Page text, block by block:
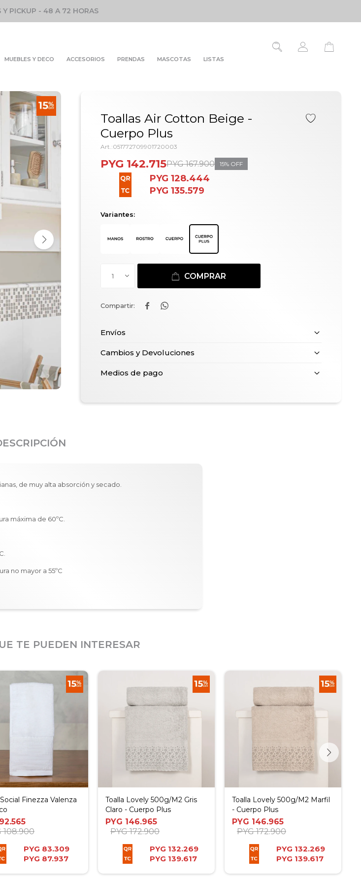
Y PICKUP - 48 A 72 HORAS
MUEBLES Y DECO ACCESORIOS PRENDAS MASCOTAS LISTAS
Toallas Air Cotton Beige -
Cuerpo Plus
051772709901720003
PYG 142.715PYG 167.900 15
PYG 128.444
PYG 135.579
Variantes:
1 COMPRAR
 
Envíos
Cambios y Devoluciones
Medios de pago
de muy alta absorción y secado.
máxima de 60ºC.
no mayor a 55ºC
TE PUEDEN INTERESAR
Finezza Valenza
92.565
108.900
PYG 83.309
PYG 87.937
Toalla Lovely 500g/M2 Gris
Claro - Cuerpo Plus
PYG 146.965
PYG 172.900
PYG 132.269
PYG 139.617
Toalla Lovely 500g/M2 Marfil
- Cuerpo Plus
PYG 146.965
PYG 172.900
PYG 132.269
PYG 139.617